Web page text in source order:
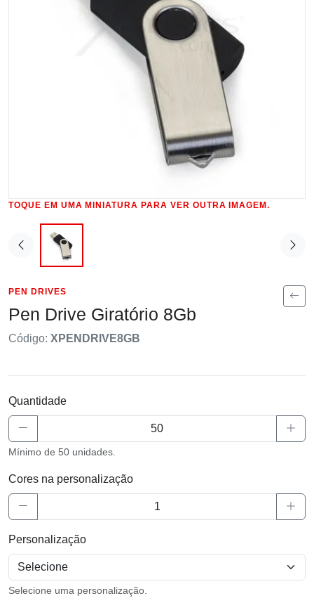
TOQUE EM UMA MINIATURA PARA VER OUTRA IMAGEM.
PEN DRIVES
Pen Drive Giratório 8Gb
Código: XPENDRIVE8GB
Quantidade
Mínimo de 50 unidades.
Cores na personalização
Personalização
Selecione uma personalização.